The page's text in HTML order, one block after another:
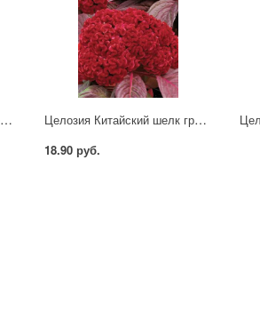
Целозия Курум розовая гребенч. Гавриш Целозия Китайский шелк гребенчатая Гавриш
18.90 руб.